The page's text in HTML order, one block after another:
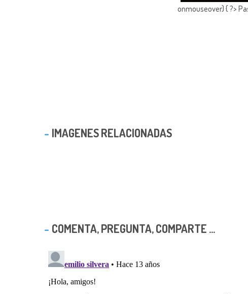
onmouseover) { ?>
IMAGENES RELACIONADAS
COMENTA, PREGUNTA, COMPARTE ...